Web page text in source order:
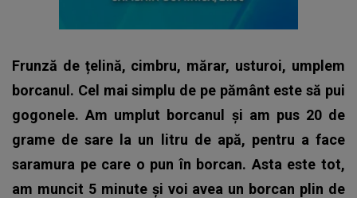
Frunză de țelină, cimbru, mărar, usturoi, umplem
borcanul. Cel mai simplu de pe pământ este să pui
gogonele. Am umplut borcanul și am pus 20 de
grame de sare la un litru de apă, pentru a face
saramura pe care o pun în borcan. Asta este tot,
am muncit 5 minute și voi avea un borcan plin de